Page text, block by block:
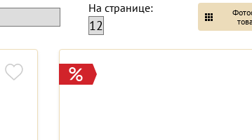
На странице: